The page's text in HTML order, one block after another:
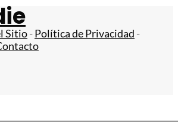
Sitio-Política de Privacidad -